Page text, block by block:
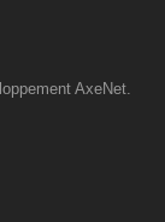
AxeNet.